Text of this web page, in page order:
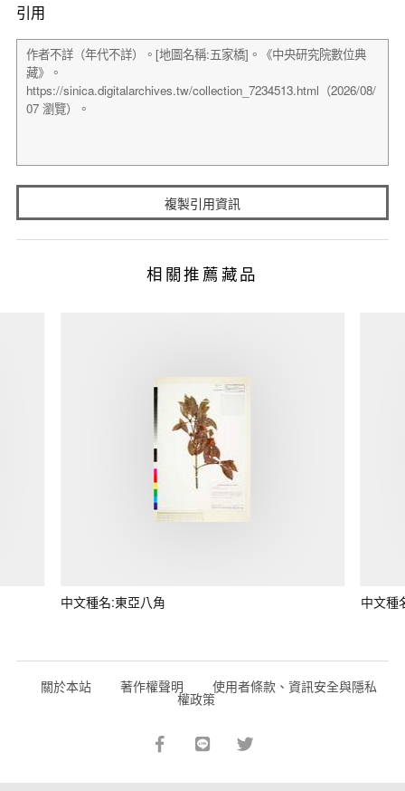
引用
複製引用資訊
相關推薦藏品
中文種名:東亞八角 中文種
關於本站 著作權聲明 使用者條款、資訊安全與隱私
權政策